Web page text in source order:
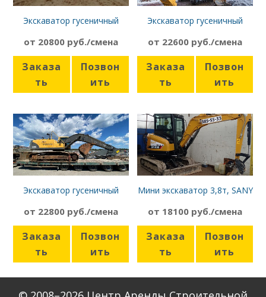
Экскаватор гусеничный
от 20800 руб./смена
Заказа
ть
Позвон
ить
Экскаватор гусеничный
от 22600 руб./смена
Заказа
ть
Позвон
ить
Экскаватор гусеничный
от 22800 руб./смена
Заказа
ть
Позвон
ить
Мини экскаватор 3,8т, SANY
от 18100 руб./смена
Заказа
ть
Позвон
ить